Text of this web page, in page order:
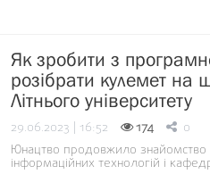
Як зробити з
розібрати кулемет на
Літнього університету
29.06.2023 | 16:52 174 0
Юнацтво продовжило знайомство
інформаційних технологій і